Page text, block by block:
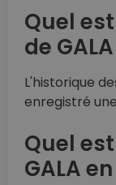
Quel
de
L'historique
enregistré
Quel
GALA en